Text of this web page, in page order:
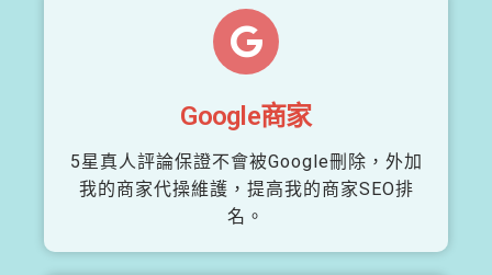
Google商家
5星真人評論保證不會被Google刪除，外加
我的商家代操維護，提高我的商家SEO排
名。